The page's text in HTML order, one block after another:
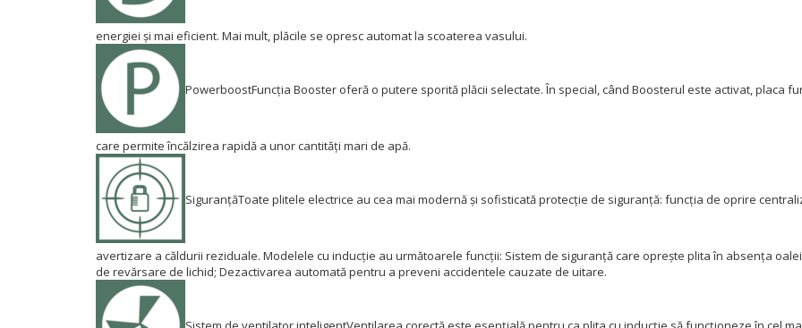
energiei și mai eficient. Mai mult, plăcile se opresc automat la scoaterea vasului.
PowerboostFuncția Booster oferă o putere sporită plăcii selectate.În special, când Boosterul este activat, placa
care permite încălzirea rapidă a unor cantități mari de apă.
SiguranțăToate plitele electrice au cea mai modernă și sofisticată protecție de siguranță: funcția de oprire
avertizare a căldurii reziduale. Modelele cu inducție au următoarele funcții: Sistem de siguranță care oprește plita în absența
de revărsare de lichid; Dezactivarea automată pentru a preveni accidentele cauzate de uitare.